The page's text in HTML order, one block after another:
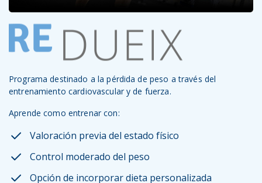
Programa destinado a la pérdida de peso a través del
entrenamiento cardiovascular y de fuerza.
Aprende como entrenar con:
Valoración previa del estado físico
Control moderado del peso
Opción de incorporar dieta personalizada